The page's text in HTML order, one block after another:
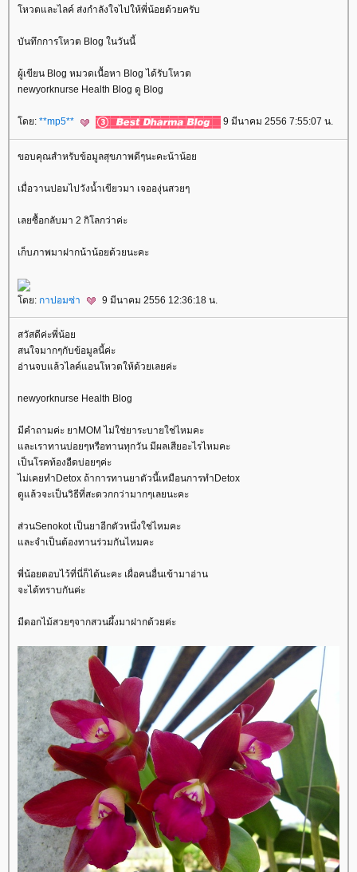
หวตและไลค์ ส่งกำลังใจไปให้พี่น้อยด้วยครับ
บันทึกการโหวต Blog ในวันนี้
ผู้เขียน Blog หมวดเนื้อหา Blog ได้รับโหวต
newyorknurse Health Blog ดู Blog
ดย: **mp5** 9 มีนาคม 2556 7:55:07 น.
ขอบคุณสำหรับข้อมูลสุขภาพดีๆนะคะน้าน้อ
เมื่อวานปอมไปวังน้ำเขียวมา เจอองุ่นสวยๆ
เลยซื้อกลับมา 2 กิโลกว่าค่ะ
เก็บภาพมาฝากน้าน้อยด้วยนะคะ
ดย: กาปอมซ่า 9 มีนาคม 2556 12:36:18 น.
สวัสดีค่ะพี่น้อ
สนใจมากๆกับข้อมูลนี้ค่ะ
อ่านจบแล้วไลค์แอนโหวตให้ด้วยเลยค่ะ
newyorknurse Health Blog
มีคำถามค่ะ ยาMOM ไม่ใช่ยาระบายใช่ไหมคะ
ละเราทานบ่อยๆหรือทานทุกวัน มีผลเสียอะไรไหมคะ
เป็นโรคท้องอืดบ่อยๆค่ะ
ไม่เคยทำDetox ถ้าการทานยาตัวนี้เหมือนการทำDetox
ดูแล้วจะเป็นวิธีที่สะดวกกว่ามากๆเลยนะคะ
ส่วนSenokot เป็นยาอีกตัวหนึ่งใช่ไหมคะ
ละจำเป็นต้องทานร่วมกันไหมคะ
พี่น้อยตอบไว้ที่นี่ก็ได้นะคะ เผื่อคนอื่นเข้ามาอ่าน
จะได้ทราบกันค่ะ
มีดอกไม้สวยๆจากสวนผึ้งมาฝากด้วยค่ะ